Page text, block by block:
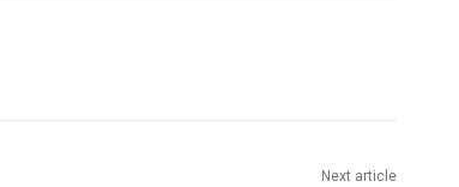
Next article